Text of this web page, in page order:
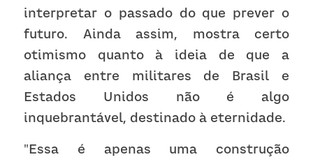
interpretar o passado do que prever o
futuro. Ainda assim, mostra certo
otimismo quanto à ideia de que a
aliança entre militares de Brasil e
Estados Unidos não é algo
inquebrantável, destinado à eternidade.
"Essa é apenas uma construção